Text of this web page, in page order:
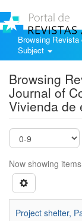
Browsing
Subject
Browsing
Journal of
Vivienda de
Now showing
Project shelter,